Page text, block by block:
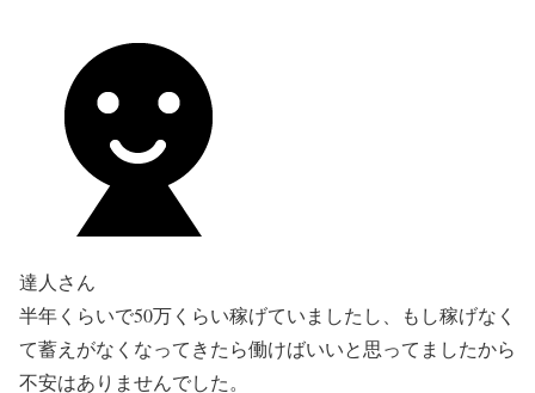
達人さん
半年くらいで50万くらい稼げていましたし、もし稼げなく
て蓄えがなくなってきたら働けばいいと思ってましたから
不安はありませんでした。